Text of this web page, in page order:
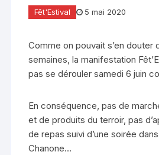
Fêt'Estival 5 mai 2020
Comme on pouvait s’en douter
semaines, la manifestation
pas se dérouler samedi 6 juin
En conséquence, pas de
et de produits du terroir, pas
de repas suivi d’une soirée
Chanone…